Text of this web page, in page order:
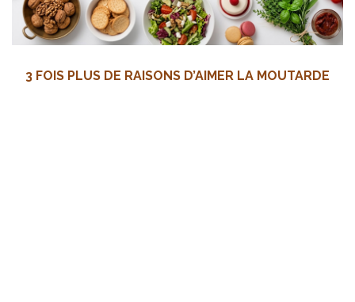
3 FOIS PLUS DE RAISONS D’AIMER LA MOUTARDE